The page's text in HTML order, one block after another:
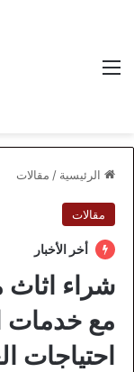
الرئيسية / مقالات
مقالات
أخر الأخبار
شراء اثاث
مع خدمات
احتياجات